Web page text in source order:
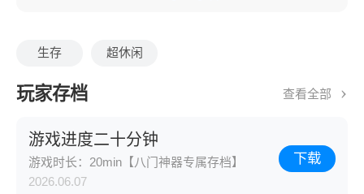
生存 超休闲
玩家存档 查看全部
游戏进度二十分钟
游戏时长：20min【八门神器专属存档】
2026.06.07
下载